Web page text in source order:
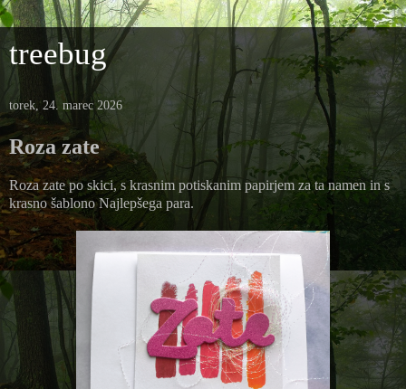
treebug
torek, 24. marec 2026
Roza zate
Roza zate po skici, s krasnim potiskanim papirjem za ta namen in s
krasno šablono Najlepšega para.